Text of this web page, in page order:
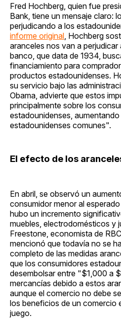
Fred Hochberg, quien fue
Bank, tiene un mensaje claro:
perjudicando a los
informe original , Hochberg
aranceles nos van a
banco, que data de 1934,
financiamiento para
productos estadounidenses.
su servicio bajo las
Obama, advierte que estos
principalmente sobre los
estadounidenses,
estadounidenses comunes".
El efecto de los
En abril, se observó un
consumidor menor al
hubo un incremento
muebles, electrodomésticos y
Freestone, economista de
mencionó que todavía no se
completo de las medidas
que los consumidores
desembolsar entre "$1,000 a
mercancías debido a estos
aunque el comercio no debe
los beneficios de un comercio
juego.